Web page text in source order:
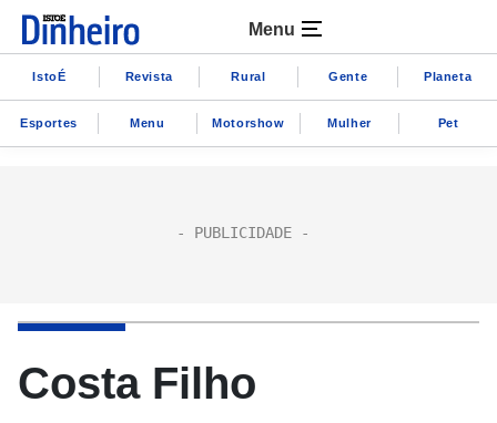
Menu
IstoÉ Revista Rural Gente Planeta
Esportes Menu Motorshow Mulher Pet
Costa Filho